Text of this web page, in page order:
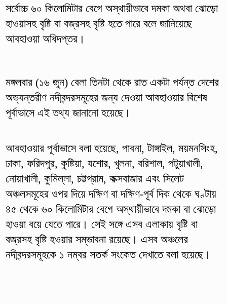
সর্বোচ্চ ৬০ কিলোমিটার বেগে অস্থায়ীভাবে দমকা অথবা ঝোড়ো
হাওয়াসহ বৃষ্টি বা বজ্রসহ বৃষ্টি হতে পারে বলে জানিয়েছে
আবহাওয়া অধিদপ্তর।
মঙ্গলবার (১৬ জুন) বেলা তিনটা থেকে রাত একটা পর্যন্ত দেশের
অভ্যন্তরীণ নদীবন্দরসমূহের জন্য দেওয়া আবহাওয়ার বিশেষ
পূর্বাভাসে এই তথ্য জানানো হয়েছে।
আবহাওয়ার পূর্বাভাসে বলা হয়েছে, পাবনা, টাঙ্গাইল, ময়মনসিংহ,
ঢাকা, ফরিদপুর, কুষ্টিয়া, যশোর, খুলনা, বরিশাল, পটুয়াখালী,
নোয়াখালী, কুমিল্লা, চট্টগ্রাম, কক্সবাজার এবং সিলেট
অঞ্চলসমূহের ওপর দিয়ে দক্ষিণ বা দক্ষিণ-পূর্ব দিক থেকে ঘণ্টায়
৪৫ থেকে ৬০ কিলোমিটার বেগে অস্থায়ীভাবে দমকা বা ঝোড়ো
হাওয়া বয়ে যেতে পারে। সেই সঙ্গে এসব এলাকায় বৃষ্টি বা
বজ্রসহ বৃষ্টি হওয়ার সম্ভাবনা রয়েছে। এসব অঞ্চলের
নদীবন্দরসমূহকে ১ নম্বর সতর্ক সংকেত দেখাতে বলা হয়েছে।